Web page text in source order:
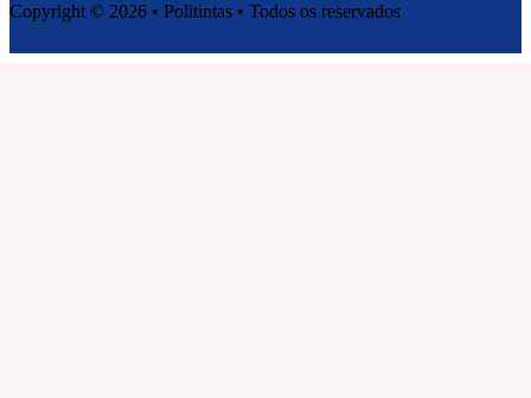
Copyright © 2026 • Politintas • Todos os reservados